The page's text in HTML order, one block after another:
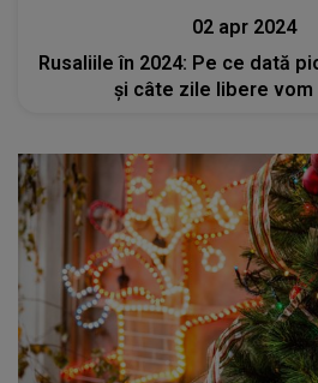
02 apr 2024
Rusaliile în 2024: Pe ce dată
şi câte zile libere vom